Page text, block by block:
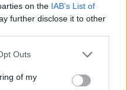
on the IAB’s List of
further disclose it to other
uses one or more Google
You may click to
Outs
of my
νεολιθικούς οικισμούς της